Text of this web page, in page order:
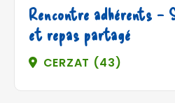
Rencontre adhérents
et repas partagé
CERZAT (43)